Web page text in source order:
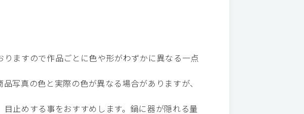
りますので作品ごとに色や形がわずかに異なる一点
写真の色と実際の色が異なる場合がありますが、
目止めする事をおすすめします。鍋に器が隠れる量